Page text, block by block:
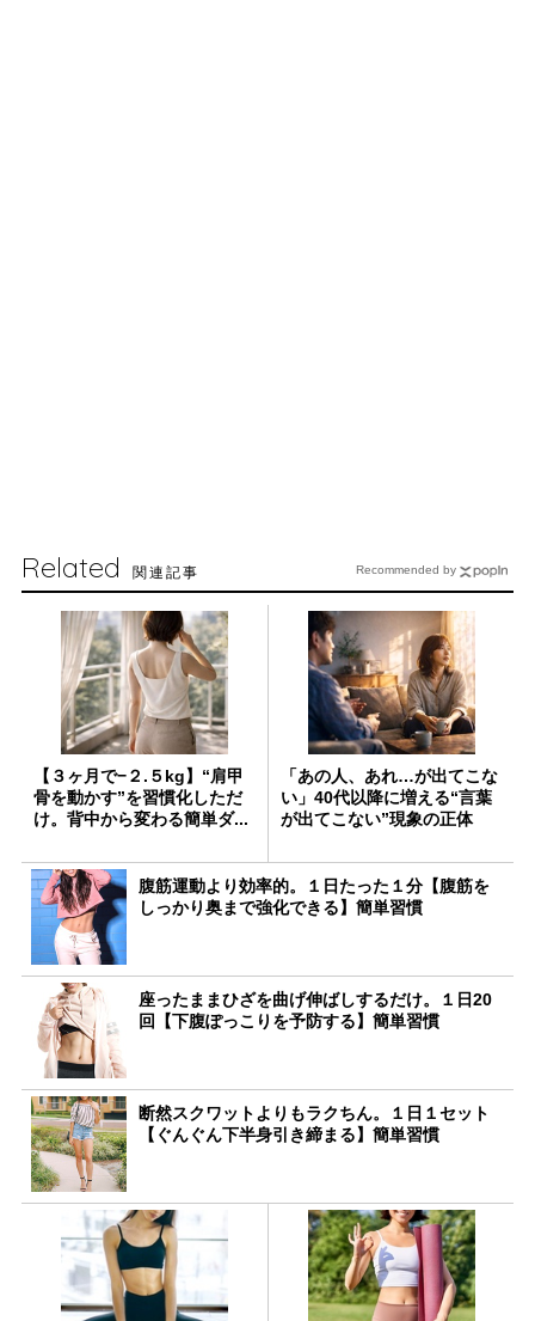
Related 関連記事
【３ヶ月で−２.５kg】“肩甲
骨を動かす”を習慣化しただ
け。背中から変わる簡単ダ...
「あの人、あれ…が出てこな
い」40代以降に増える“言葉
が出てこない”現象の正体
腹筋運動より効率的。１日たった１分【腹筋を
しっかり奥まで強化できる】簡単習慣
座ったままひざを曲げ伸ばしするだけ。１日20
回【下腹ぽっこりを予防する】簡単習慣
断然スクワットよりもラクちん。１日１セット
【ぐんぐん下半身引き締まる】簡単習慣
Recommended by